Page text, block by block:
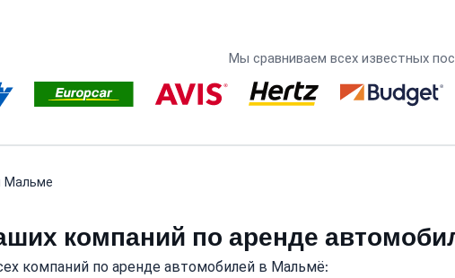
Мы сравниваем всех известных
Мальме
компаний по аренде
компаний по аренде автомобилей в Мальмё: